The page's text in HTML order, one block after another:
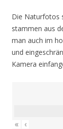
Die Naturfotos
stammen aus
man auch im
und
Kamera
« ‹